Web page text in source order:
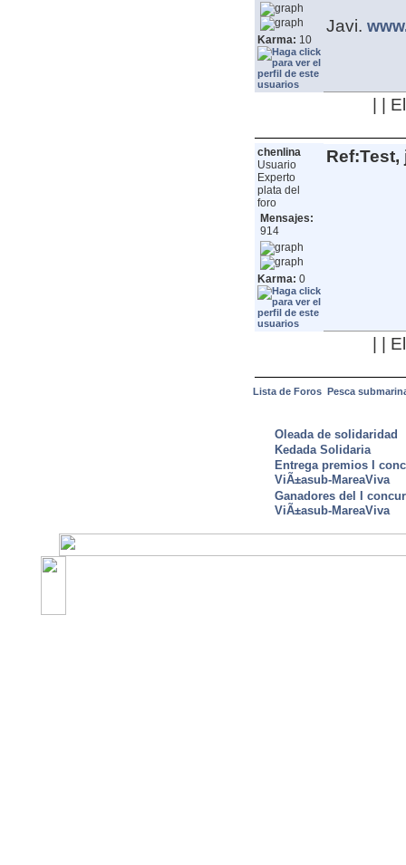
Karma: 10
Javi.
| |
chenlina
Usuario
Experto
plata del
foro
Mensajes:
914
Karma: 0
Ref:Test,
| |
Lista de Foros Pesca
Oleada de solidaridad
Kedada Solidaria
Entrega premios I
ViÃ±asub-MareaViva
Ganadores del I
ViÃ±asub-MareaViva